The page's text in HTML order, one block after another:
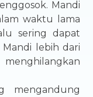
Mandi
waktu lama
sering dapat
lebih dari
mengandung